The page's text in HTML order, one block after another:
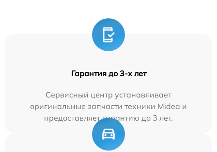
Гарантия до 3-х лет
Сервисный центр устанавливает
оригинальные запчасти техники Midea и
предоставляет гарантию до 3 лет.